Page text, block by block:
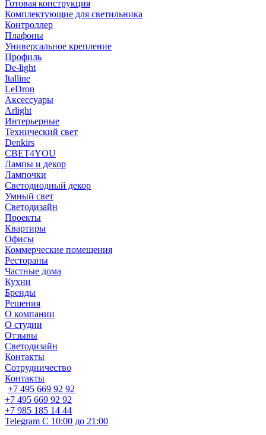
Готовая конструкция
Комплектующие для светильника
Контроллер
Плафоны
Универсальное крепление
Профиль
De-light
Italline
LeDron
Аксессуары
Arlight
Интерьерные
Технический свет
Denkirs
СВЕТ4YOU
Лампы и декор
Лампочки
Светодиодный декор
Умный свет
Светодизайн
Проекты
Квартиры
Офисы
Коммерческие помещения
Рестораны
Частные дома
Кухни
Бренды
Решения
О компании
О студии
Отзывы
Светодизайн
Контакты
Сотрудничество
Контакты
+7 495 669 92 92
+7 495 669 92 92
+7 985 185 14 44
Telegram С 10:00 до 21:00